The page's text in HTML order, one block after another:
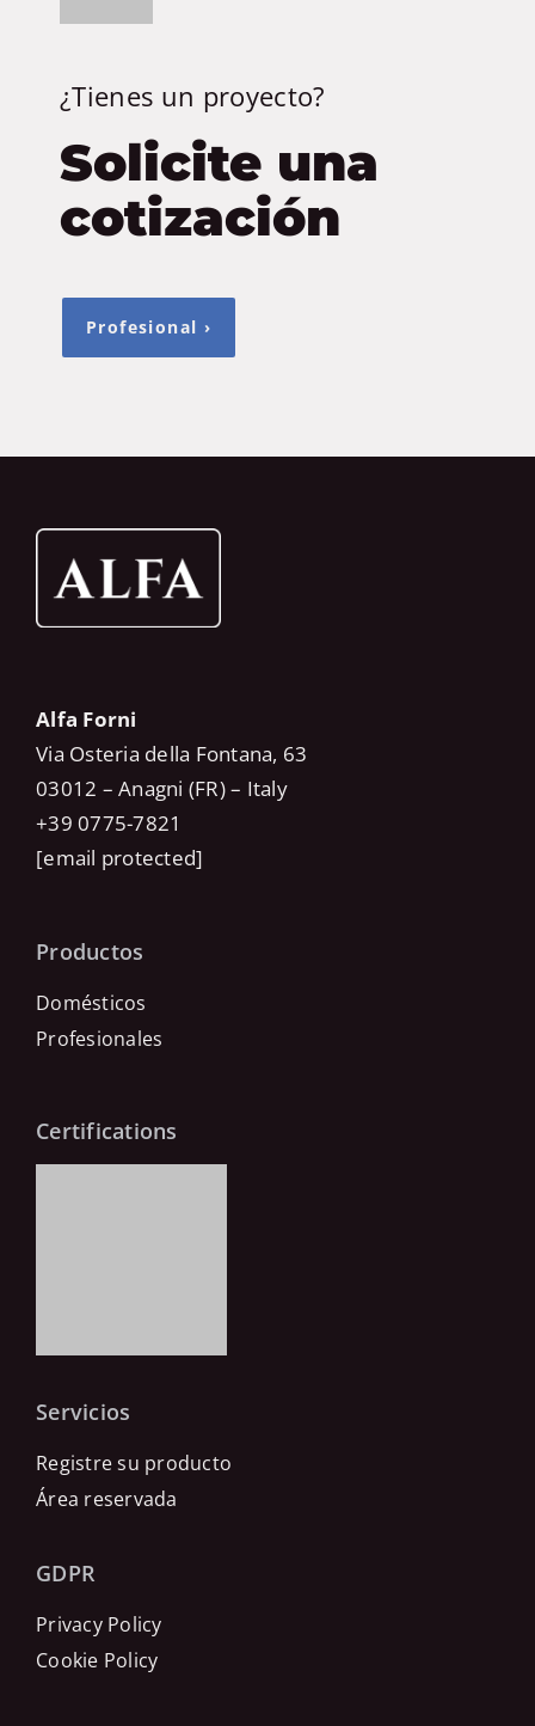
¿Tienes un proyecto?
Solicite una
cotización
Profesional ›
Alfa Forni
Via Osteria della Fontana, 63
03012 – Anagni (FR) – Italy
+39 0775-7821
[email protected]
Productos
Domésticos
Profesionales
Certifications
Servicios
Registre su producto
Área reservada
GDPR
Privacy Policy
Cookie Policy